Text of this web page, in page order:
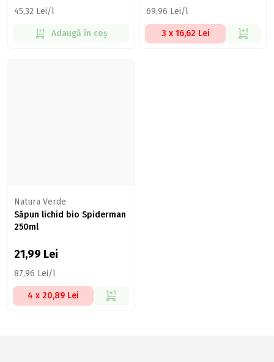
45,32 Lei/l
Adaugă în coș
69,96 Lei/l
3 x 16,62 Lei
Natura Verde
Săpun lichid bio Spiderman
250ml
21,99 Lei
87,96 Lei/l
4 x 20,89 Lei